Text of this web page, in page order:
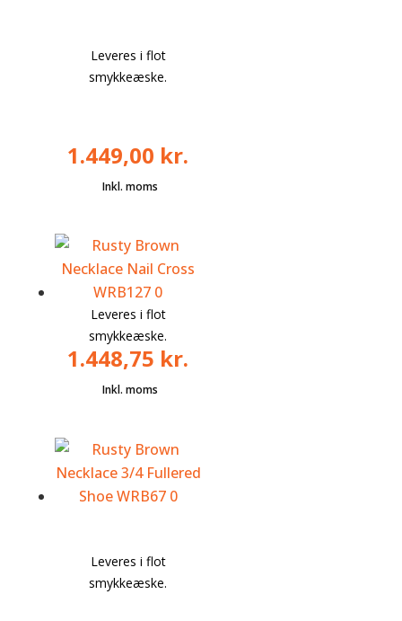
Leveres i flot
smykkeæske.
1.449,00 kr.
Leveres i flot
smykkeæske.
1.448,75 kr.
Leveres i flot
smykkeæske.